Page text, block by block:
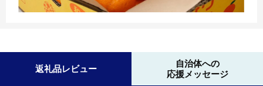
返礼品レビュー
自治体への
応援メッセージ